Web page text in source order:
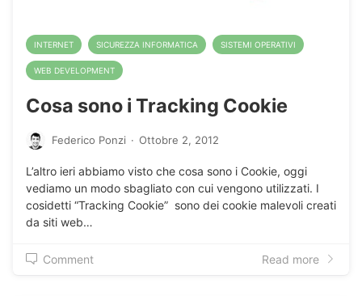
INTERNET SICUREZZA INFORMATICA SISTEMI OPERATIVI
WEB DEVELOPMENT
Cosa sono i Tracking Cookie
Federico Ponzi · Ottobre 2, 2012
L’altro ieri abbiamo visto che cosa sono i Cookie, oggi
vediamo un modo sbagliato con cui vengono utilizzati. I
cosidetti “Tracking Cookie” sono dei cookie malevoli creati
da siti web…
Comment Read more